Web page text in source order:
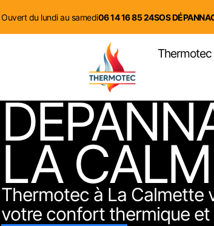
principal
Ouvert du lundi au samedi06 14 16 85 24SOS
Thermotec
LA
Thermotec à La Calmette
votre confort thermique et